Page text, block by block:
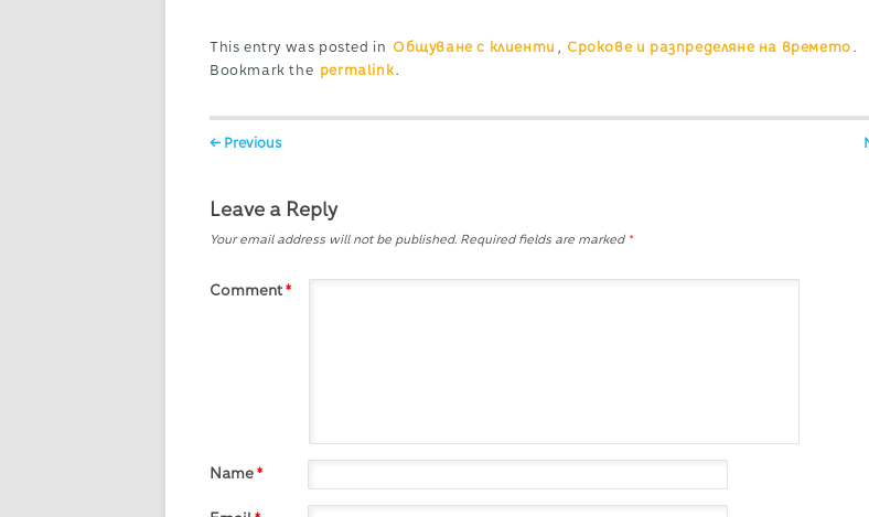
This entry was posted in Общуване с клиенти , Срокове и разпределяне на времето .
Bookmark the permalink.
Post navigation
← Previous
Leave a Reply
Your email address will not be published. Required fields are marked *
Comment*
Name*